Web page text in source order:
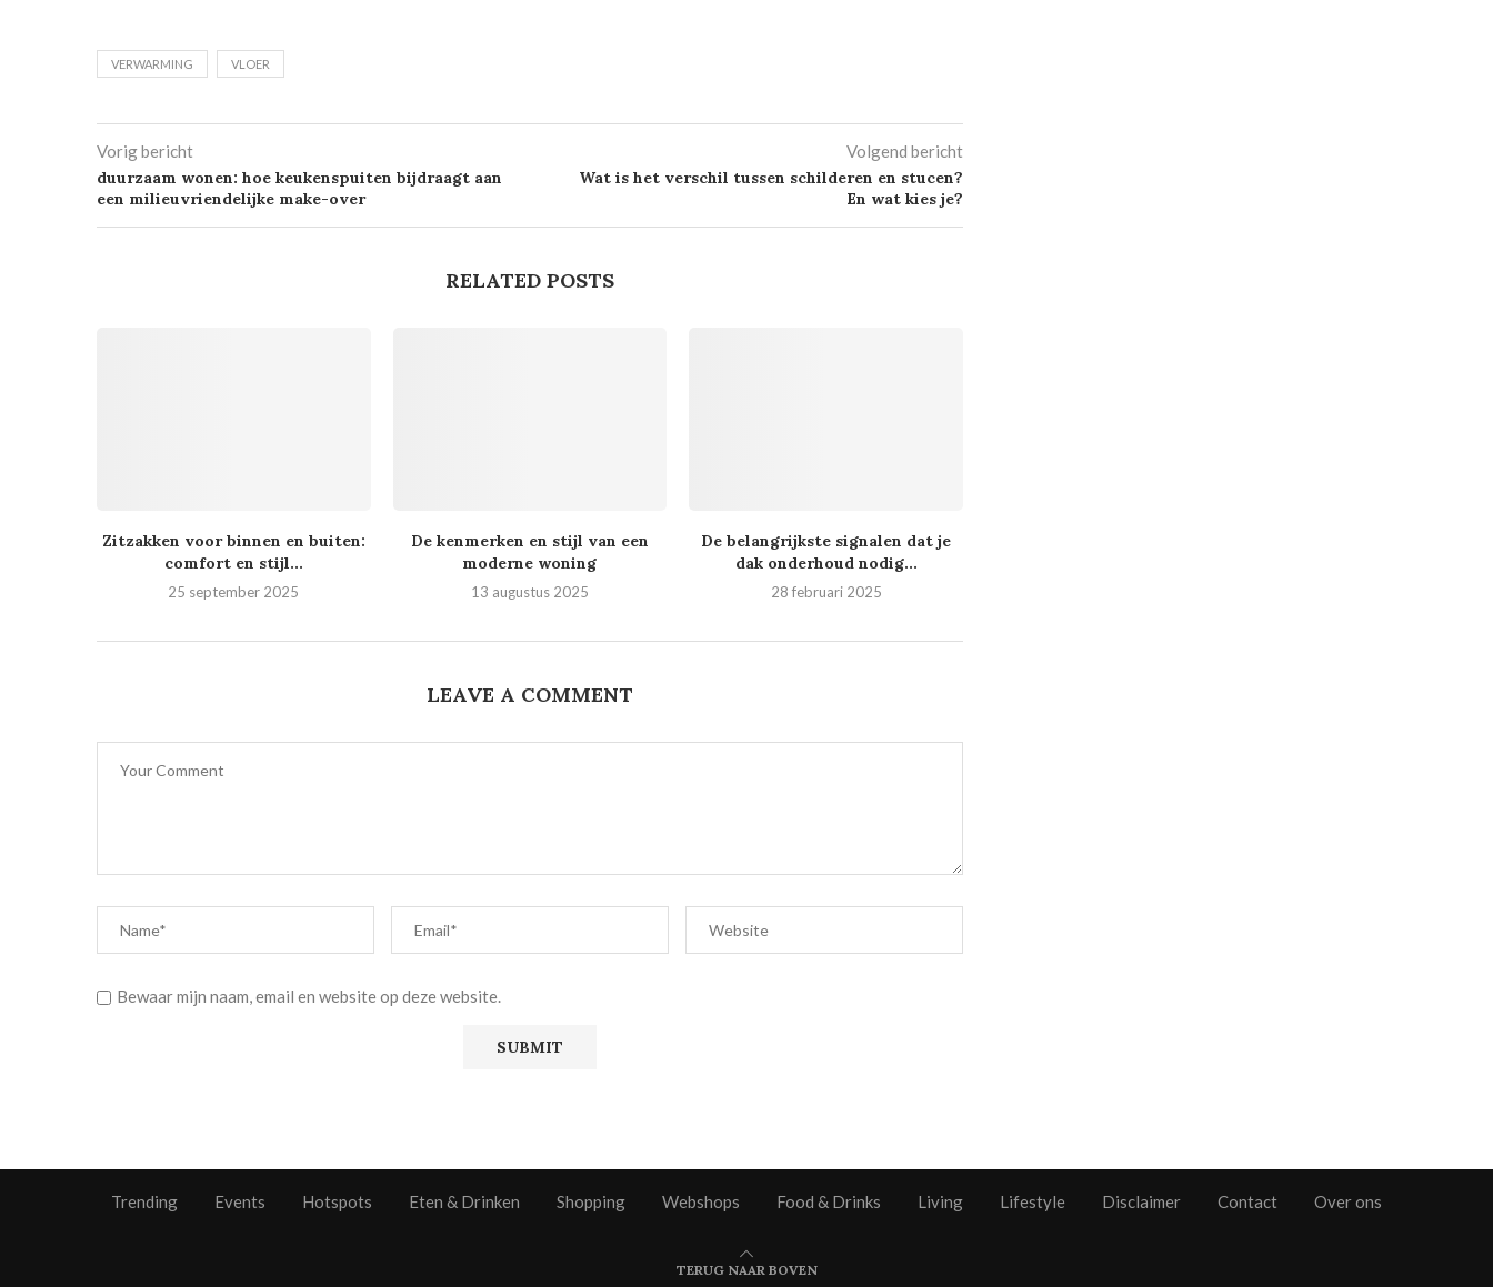
VERWARMING VLOER
Vorig bericht
duurzaam wonen: hoe keukenspuiten bijdraagt aan
een milieuvriendelijke make-over
Volgend bericht
Wat is het verschil tussen schilderen en stucen?
En wat kies je?
RELATED POSTS
Zitzakken voor binnen en buiten:
comfort en stijl...
25 september 2025
De kenmerken en stijl van een
moderne woning
13 augustus 2025
De belangrijkste signalen dat je
dak onderhoud nodig...
28 februari 2025
LEAVE A COMMENT
Bewaar mijn naam, email en website op deze website.
Trending Events Hotspots Eten & Drinken Shopping Webshops Food & Drinks Living Lifestyle Disclaimer Contact Over ons
TERUG NAAR BOVEN